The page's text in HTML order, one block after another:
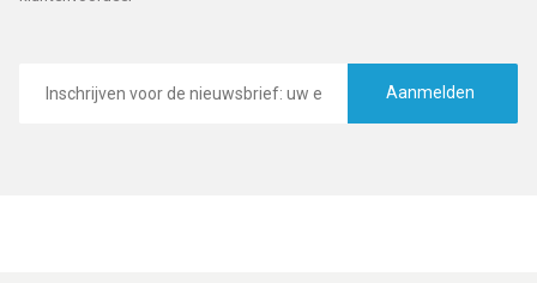
mailadres
Aanmelden